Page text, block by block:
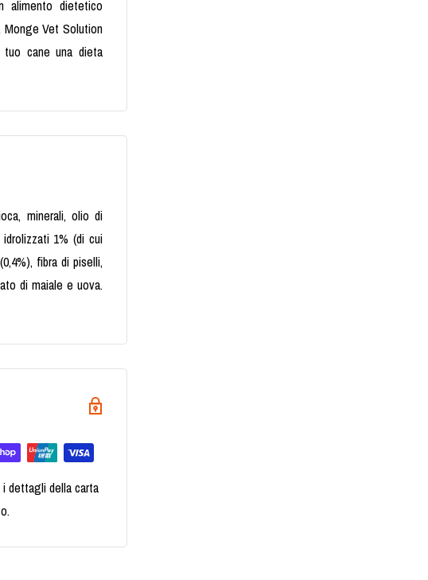
alimento dietetico
Vet Solution
cane una dieta
minerali, olio di
1% (di cui
fibra di piselli,
di maiale e uova.
dettagli della carta